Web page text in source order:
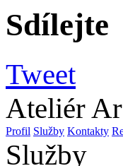
Sdílejte
Tweet
Ateliér
Profil Služby Kontakty
Služby